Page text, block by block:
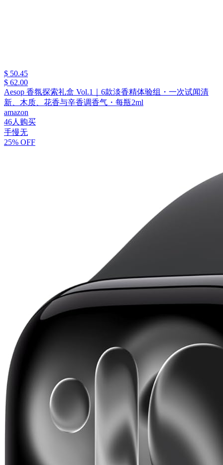
$ 50.45
$ 62.00
Aesop 香氛探索礼盒 Vol.1｜6款淡香精体验组・一次试闻清
新、木质、花香与辛香调香气・每瓶2ml
amazon
46人购买
手慢无
25% OFF